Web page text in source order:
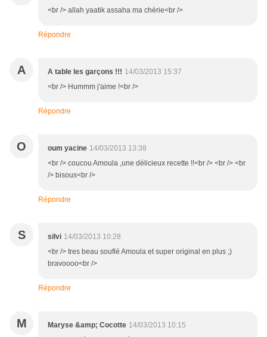
<br /> allah yaatik assaha ma chèrie<br />
Répondre
A A table les garçons !!! 14/03/2013 15:37
<br /> Hummm j'aime !<br />
Répondre
O oum yacine 14/03/2013 13:38
<br /> coucou Amoula ,une délicieux recette !!<br /> <br /> <br
/> bisous<br />
Répondre
S silvi 14/03/2013 10:28
<br /> tres beau souflé Amoula et super original en plus ;)
bravoooo<br />
Répondre
M Maryse &amp; Cocotte 14/03/2013 10:15